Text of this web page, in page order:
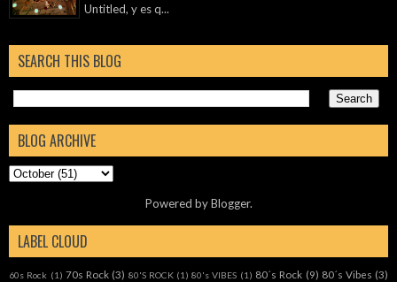
Untitled, y es q...
SEARCH THIS BLOG
BLOG ARCHIVE
Powered byBlogger.
LABEL CLOUD
60s Rock (1) 70s Rock (3) 80'S ROCK (1) 80's VIBES (1) 80´s Rock (9) 80´s Vibes (3)